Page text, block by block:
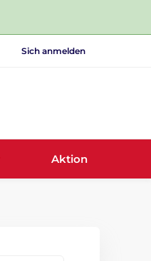
Sich anmelden
Aktion